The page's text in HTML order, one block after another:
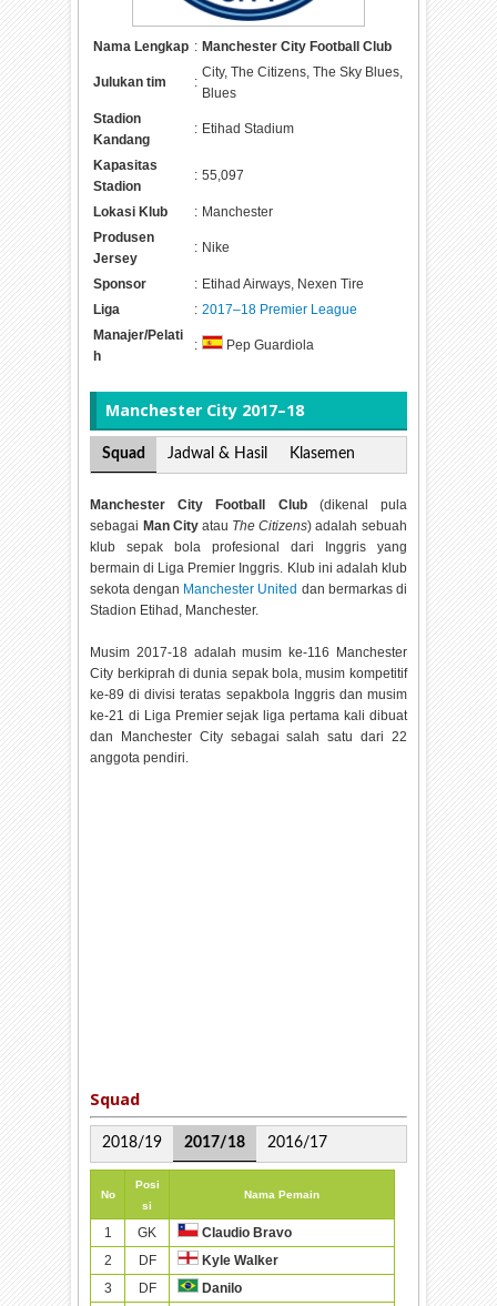
Nama Lengkap : Manchester City Football Club
Julukan tim :
City, The Citizens, The Sky Blues,
Blues
Stadion
Kandang
: Etihad Stadium
Kapasitas
Stadion
: 55,097
Lokasi Klub : Manchester
Produsen
Jersey
: Nike
Sponsor : Etihad Airways, Nexen Tire
Liga
: 2017–18 Premier League
Manajer/Pelati
h
: Pep Guardiola
Manchester City 2017–18
Squad Jadwal & Hasil Klasemen
Manchester City Football Club(dikenal pula
sebagai Man Cityatau The Citizens) adalah sebuah
klub sepak bola profesional dari Inggris yang
bermain di Liga Premier Inggris. Klub ini adalah klub
sekota dengan Manchester United dan bermarkas di
Stadion Etihad, Manchester.
Musim 2017-18 adalah musim ke-116 Manchester
City berkiprah di dunia sepak bola, musim kompetitif
ke-89 di divisi teratas sepakbola Inggris dan musim
ke-21 di Liga Premier sejak liga pertama kali dibuat
dan Manchester City sebagai salah satu dari 22
anggota pendiri.
Squad
2018/19 2017/18 2016/17
No
Posi
si
Nama Pemain
1 GK
Claudio Bravo
2
DF
Kyle Walker
3
DF
Danilo